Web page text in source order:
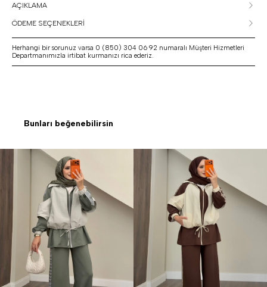
AÇIKLAMA
ÖDEME SEÇENEKLERİ
Herhangi bir sorunuz varsa 0 (850) 304 06 92 numaralı Müşteri Hizmetleri
Departmanımızla irtibat kurmanızı rica ederiz.
Bunları beğenebilirsin